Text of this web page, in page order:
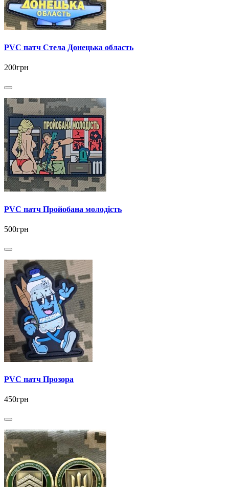
PVC патч Стела Донецька область
200грн
PVC патч Пройобана молодість
500грн
PVC патч Прозора
450грн